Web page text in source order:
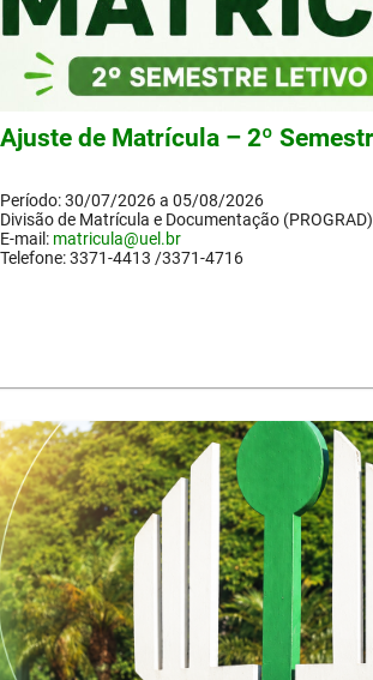
Ajuste de Matrícula – 2º
Período: 30/07/2026 a 05/08/2026
Divisão de Matrícula e Documentação (PROGRAD)
E-mail: matricula@uel.br
Telefone: 3371-4413 /3371-4716